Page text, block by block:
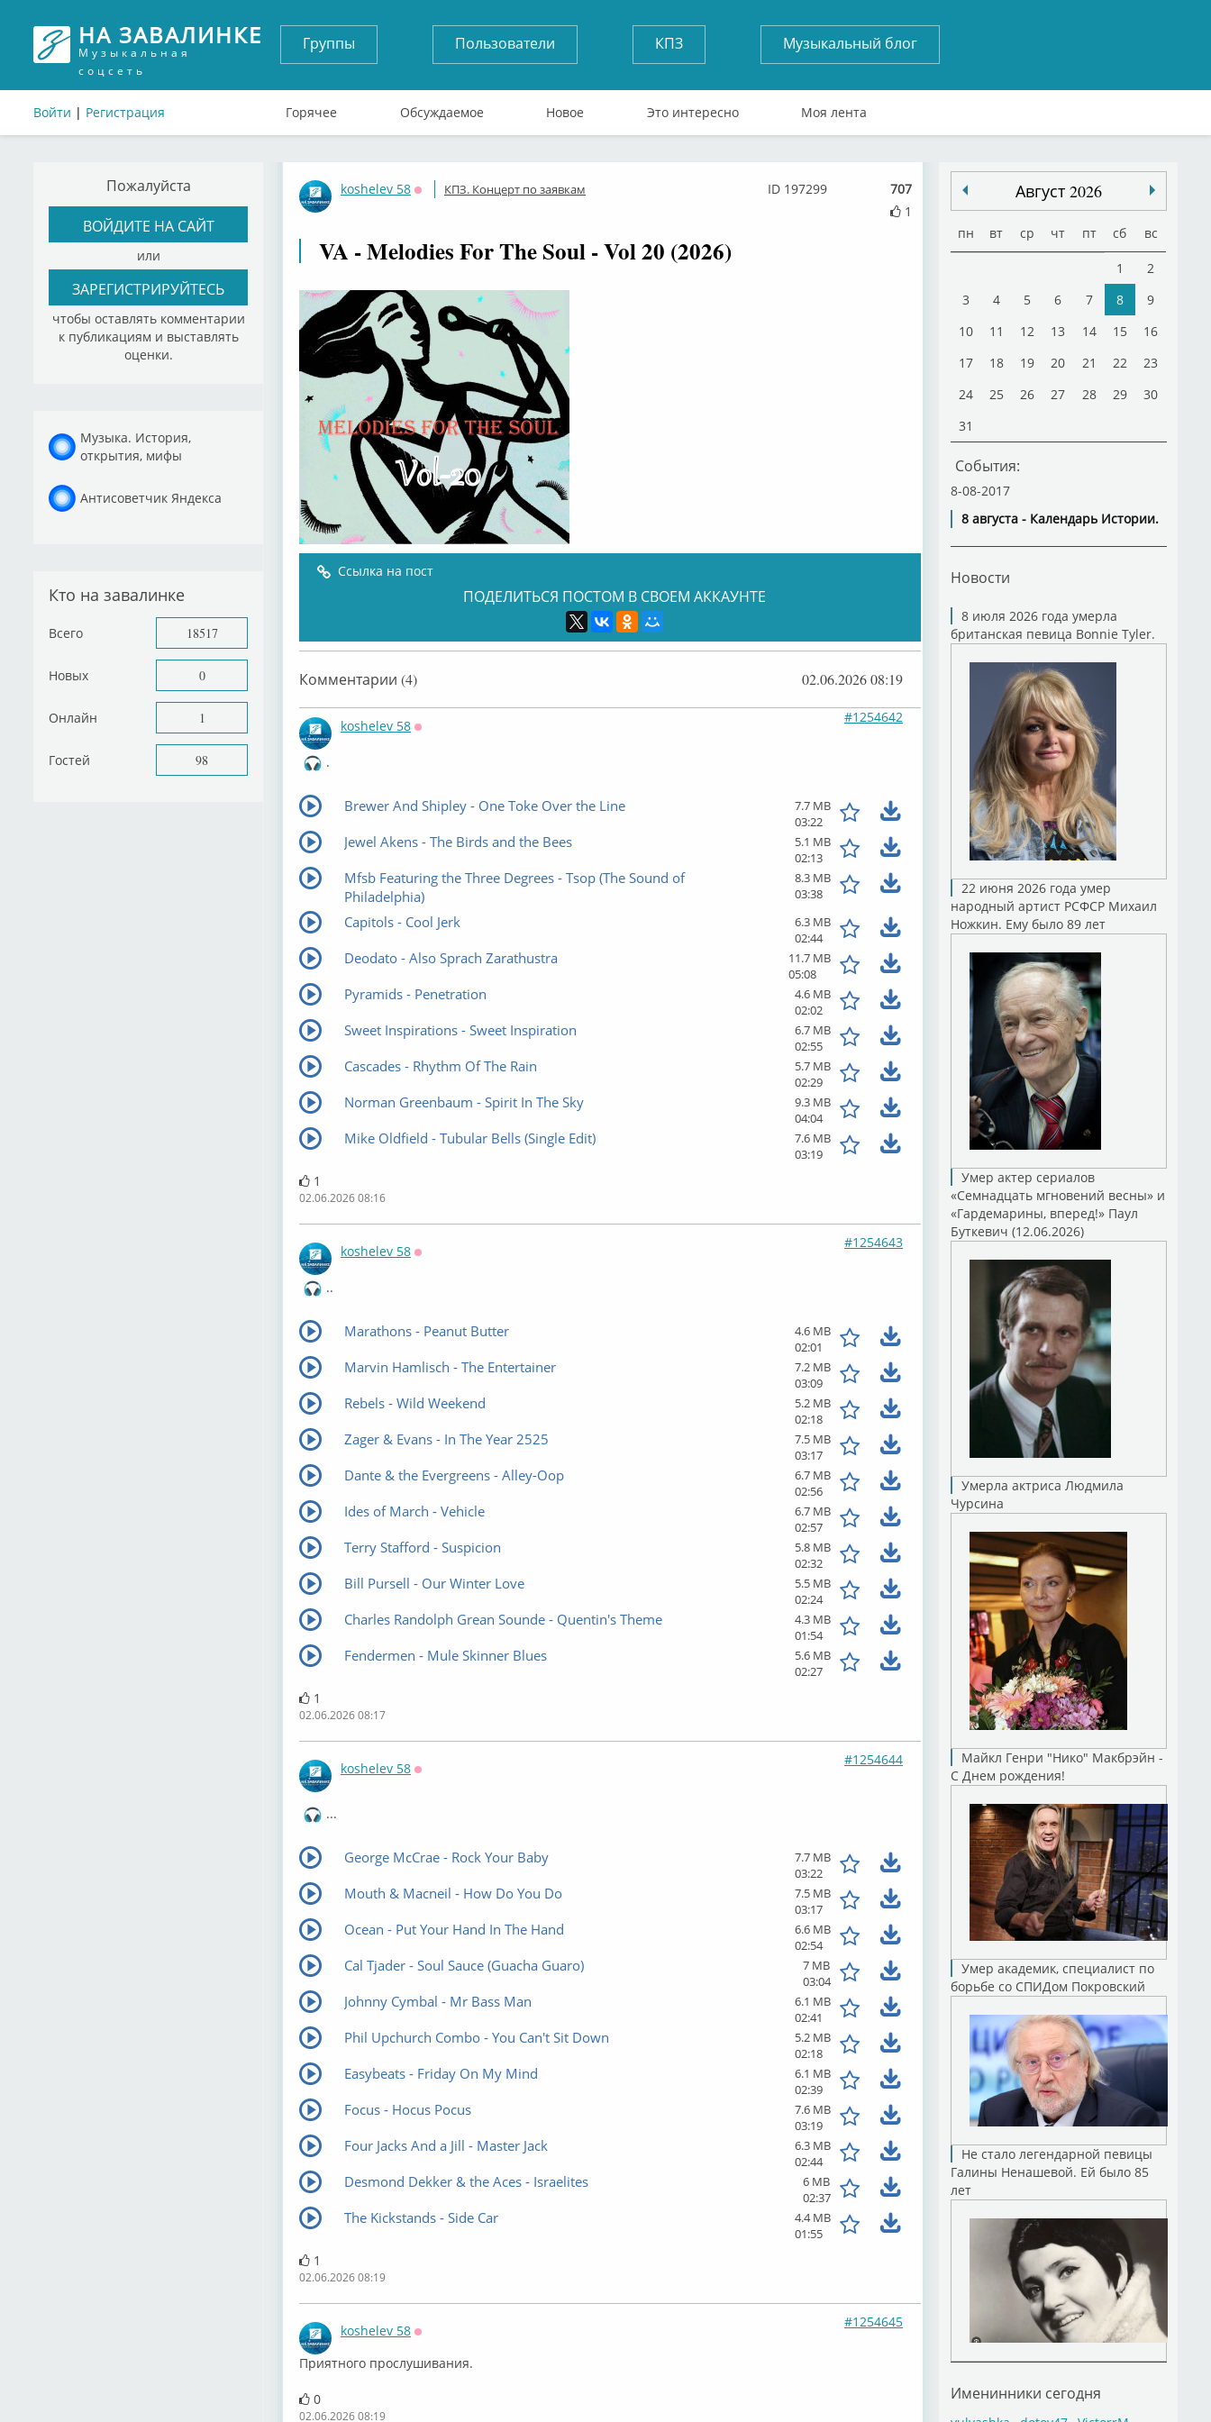
НА ЗАВАЛИНКЕ
Музыкальная
соцсеть
Войти | Регистрация
Группы Пользователи КПЗ Музыкальный блог
Горячее Обсуждаемое Новое Это интересно Моя лента
Пожалуйста
ВОЙДИТЕ НА САЙТ
или
ЗАРЕГИСТРИРУЙТЕСЬ
чтобы оставлять комментарии
к публикациям и выставлять
оценки.
Музыка. История,
открытия, мифы
Антисоветчик Яндекса
Кто на завалинке
Всего 18517
Новых 0
Онлайн 1
Гостей 98
koshelev 58
Оффлайн
КПЗ. Концерт по заявкам
707
1
ID 197299
VA - Melodies For The Soul - Vol 20 (2026)
Ссылка на пост
ПОДЕЛИТЬСЯ ПОСТОМ В СВОЕМ АККАУНТЕ
Комментарии (4) 02.06.2026 08:19
koshelev 58
#1254642
.
Brewer And Shipley - One Toke Over the Line
7.7 MB
03:22
Jewel Akens - The Birds and the Bees
5.1 MB
02:13
Mfsb Featuring the Three Degrees - Tsop (The Sound of
Philadelphia)
8.3 MB
03:38
Capitols - Cool Jerk
6.3 MB
02:44
Deodato - Also Sprach Zarathustra
11.7 MB
05:08
Pyramids - Penetration
4.6 MB
02:02
Sweet Inspirations - Sweet Inspiration
6.7 MB
02:55
Cascades - Rhythm Of The Rain
5.7 MB
02:29
Norman Greenbaum - Spirit In The Sky
9.3 MB
04:04
Mike Oldfield - Tubular Bells (Single Edit)
7.6 MB
03:19
1
02.06.2026 08:16
koshelev 58
#1254643
..
Marathons - Peanut Butter
4.6 MB
02:01
Marvin Hamlisch - The Entertainer
7.2 MB
03:09
Rebels - Wild Weekend
5.2 MB
02:18
Zager & Evans - In The Year 2525
7.5 MB
03:17
Dante & the Evergreens - Alley-Oop
6.7 MB
02:56
Ides of March - Vehicle
6.7 MB
02:57
Terry Stafford - Suspicion
5.8 MB
02:32
Bill Pursell - Our Winter Love
5.5 MB
02:24
Charles Randolph Grean Sounde - Quentin's Theme
4.3 MB
01:54
Fendermen - Mule Skinner Blues
5.6 MB
02:27
1
02.06.2026 08:17
koshelev 58
#1254644
...
George McCrae - Rock Your Baby
7.7 MB
03:22
Mouth & Macneil - How Do You Do
7.5 MB
03:17
Ocean - Put Your Hand In The Hand
6.6 MB
02:54
Cal Tjader - Soul Sauce (Guacha Guaro)
7 MB
03:04
Johnny Cymbal - Mr Bass Man
6.1 MB
02:41
Phil Upchurch Combo - You Can't Sit Down
5.2 MB
02:18
Easybeats - Friday On My Mind
6.1 MB
02:39
Focus - Hocus Pocus
7.6 MB
03:19
Four Jacks And a Jill - Master Jack
6.3 MB
02:44
Desmond Dekker & the Aces - Israelites
6 MB
02:37
The Kickstands - Side Car
4.4 MB
01:55
1
02.06.2026 08:19
koshelev 58
#1254645
⁣⁣Приятного прослушивания.
0
02.06.2026 08:19
Август 2026
пн вт ср чт пт сб вс
1
2
3
4 5 6 7 8
9
10
11 12 13 14 15
16
17
18 19 20 21 22
23
24
25 26 27 28 29
30
31
События:
8-08-2017
8 августа - Календарь Истории.
Новости
8 июля 2026 года умерла
британская певица Bonnie Tyler.
22 июня 2026 года умер
народный артист РСФСР Михаил
Ножкин. Ему было 89 лет
Умер актер сериалов
«Семнадцать мгновений весны» и
«Гардемарины, вперед!» Паул
Буткевич (12.06.2026)
Умерла актриса Людмила
Чурсина
Майкл Генри "Нико" Макбрэйн -
С Днем рождения!
Умер академик, специалист по
борьбе со СПИДом Покровский
Не стало легендарной певицы
Галины Ненашевой. Ей было 85
лет
Именинники сегодня